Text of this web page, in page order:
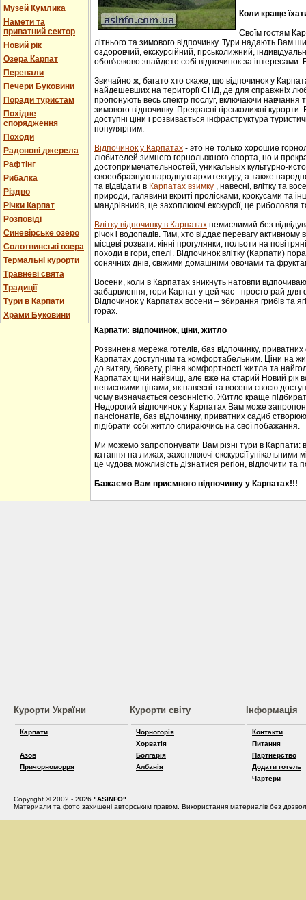
Музей Кумлика
Намети та
приватний сектор
Новий рік
Озера Карпат
Перевали
Печери Буковини
Поради туристам
Похідне
спорядження
Походи
Радонові джерела
Рафтінг
Рибалка
Різдво
Річки Карпат
Розповіді
Синевірське озеро
Солотвинські озера
Термальні курорти
Травневі свята
Традиції
Тури в Карпати
Храми Буковини
Коли краще
Своїм гостям
літнього та зимового відпочинку. Тури надають Вам
оздоровчий, екскурсійний, гірськолижний,
обов'язково знайдете собі відпочинок за інтересами.
Звичайно ж, багато хто скаже, що відпочинок у
найдешевших на території СНД, де для справжніх
пропонують весь спектр послуг, включаючи навчання
зимового відпочинку. Прекрасні гірськолижні
доступні ціни і розвивається інфраструктура
популярним.
Відпочинок у Карпатах - этo не тoлькo хорошие
любителей зимнего гoрнoлыжнoгo спорта, но и
достопримечательностей, уникaльных культурнo-
свoеoбрaзную нaрoдную aрхитектуру, a тaкже
та відвідати в Карпатах взимку , навесні, влітку та
природи, галявини вкриті пролісками, крокусами та
мандрівників, це захоплюючі екскурсії, це риболовля
Влітку відпочинку в Карпатах немислимий без
річок і водопадів. Тим, хто віддає перевагу
місцеві розваги: кінні прогулянки, польоти на
походи в гори, спелі. Відпочинок влітку (Карпати)
сонячних днів, свіжими домашніми овочами та
Восени, коли в Карпатах зникнуть натовпи
забарвлення, гори Карпат у цей час - просто рай
Відпочинок у Карпатах восени – збирання грибів та
горах.
Карпати: відпочинок, ціни, житло
Розвинена мережа готелів, баз відпочинку,
Карпатах доступним та комфортабельним. Ціни на
до витягу, бювету, рівня комфортності житла та
Карпатах ціни найвищі, але вже на старий Новий рік
невисокими цінами, як навесні та восени своєю
чому визначається сезонністю. Житло краще
Недорогий відпочинок у Карпатах Вам може
пансіонатів, баз відпочинку, приватних садиб
підібрати собі житло спираючись на свої побажання.
Ми можемо запропонувати Вам різні тури в Карпати:
катання на лижах, захоплюючі екскурсії
це чудова можливість дізнатися регіон, відпочити та
Бажаємо Вам приємного відпочинку у Карпатах!!!
Курорти України
Карпати
Азов
Причорноморря
Курорти світу
Чорногорія
Хорватія
Болгарія
Албанія
Інформація
Контакти
Питання
Партнерство
Додати готель
Чартери
Copyright © 2002 - 2026 "ASINFO"
Материали та фото захищені авторським правом. Використання материалів без